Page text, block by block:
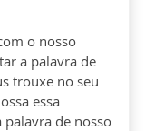
o nosso
a palavra de
trouxe no seu
essa
de nosso